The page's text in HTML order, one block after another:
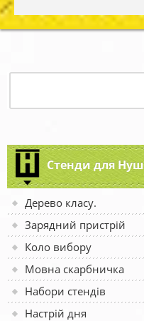
Стенди для Нуш
Дерево класу.
Зарядний пристрій
Коло вибору
Мовна скарбничка
Набори стендів
Настрій дня